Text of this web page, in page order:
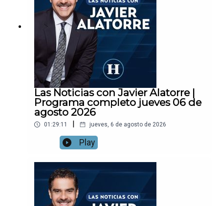
Las Noticias con Javier Alatorre |
Programa completo jueves 06 de
agosto 2026
01:29:11 jueves, 6 de agosto de 2026
Play